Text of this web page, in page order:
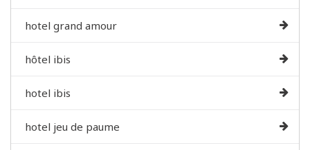
hotel grand amour
hôtel ibis
hotel ibis
hotel jeu de paume